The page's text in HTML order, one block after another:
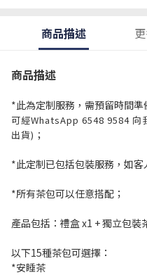
商品描述
商品描述
*此為定制服務，需預留時間準
可經WhatsApp 6548 9584 向
出貨)；
*此定制已包括包裝服務，如客
*所有茶包可以任意搭配；
產品包括：禮盒 x1 + 獨立包裝
以下15種茶包可選擇：
*安睡茶